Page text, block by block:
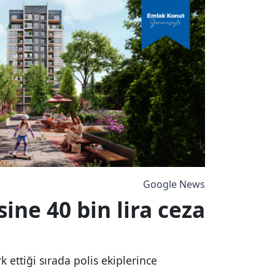
Google News
40 bin lira ceza
ettiği sırada polis ekiplerince